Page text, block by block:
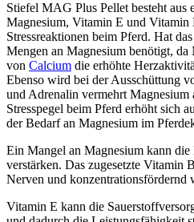
Stiefel MAG Plus Pellet besteht aus
Magnesium, Vitamin E und
Stressreaktionen beim Pferd. Hat
Mengen an Magnesium benötigt, da
von Calcium die erhöhte
Ebenso wird bei der Ausschüttung
und Adrenalin vermehrt Magnesium
Stresspegel beim Pferd erhöht sich
der Bedarf an Magnesium im
Ein Mangel an Magnesium kann die
verstärken. Das zugesetzte Vitamin
Nerven und konzentrationsfördernd
Vitamin E kann die